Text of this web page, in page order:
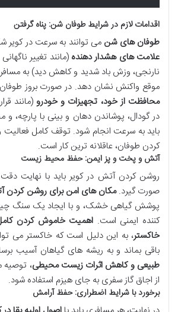
اقدامات لازم در شرایط طوفان شن: پناه گرفتن
طوفان های شن می توانند به سرعت در کویر
علامت های هشدار دهنده (مانند تغییر
نارنجی، وزش باد شدید و کاهش دید) به
موقع واکنش نشان دهد. در صورت بروز
محافظت از خود، تجهیزات و خودرو (مانند
در گودال، پوشاندن دهان و بینی با پارچه،
باید به سرعت انجام شود. توقف کامل فعالیت
کردن طوفان، عاقلانه ترین کار است.
آتش و پخت و پز ایمن: حفظ محیط زیست
روشن کردن آتش در کویر باید با نهایت
صورت گیرد.مکان های امن برای روشن کردن
پوشش گیاهی خشک، و با ایجاد یک سنگ
کننده ایمنی است. اهمیت خاموش کردن
خاکستر، به این دلیل است که خاکستر می
باقی بماند و به ریشه های گیاهان آسیب
طبیعی و کاهش اثرات زیست محیطی، توصیه
از اجاق گاز سفری به جای هیزم استفاده شود.
برخورد با شرایط اضطراری: حفظ آرامش